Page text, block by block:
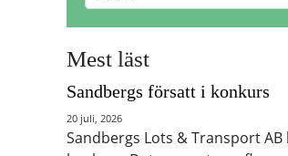
Mest läst
Sandbergs försatt i konkurs
20 juli, 2026
Sandbergs Lots & Transport